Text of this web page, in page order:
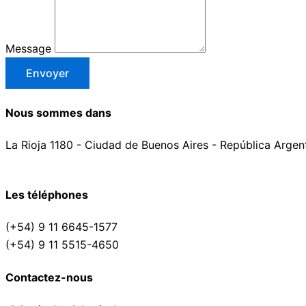
Message
Envoyer
Nous sommes dans
La Rioja 1180 - Ciudad de Buenos Aires - República
Les téléphones
(+54) 9 11 6645-1577
(+54) 9 11 5515-4650
Contactez-nous